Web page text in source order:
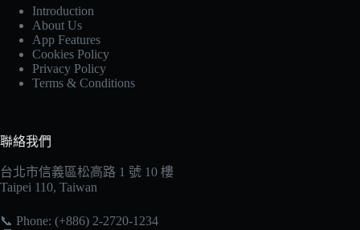
Introduction
About Us
App Features
Cookies Policy
Privacy Policy
Terms & Conditions
聯絡我們
台北市信義區松高路 1 號 10 樓
Taipei 110, Taiwan
📞 Phone: (+886) 2-2720-1234